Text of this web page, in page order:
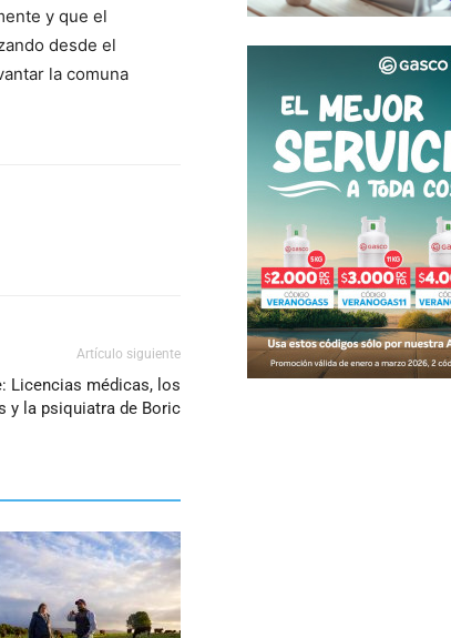
y que el
desde el
la comuna
Artículo siguiente
Licencias médicas, los
y la psiquiatra de Boric